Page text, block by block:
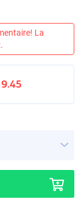
La
9.45